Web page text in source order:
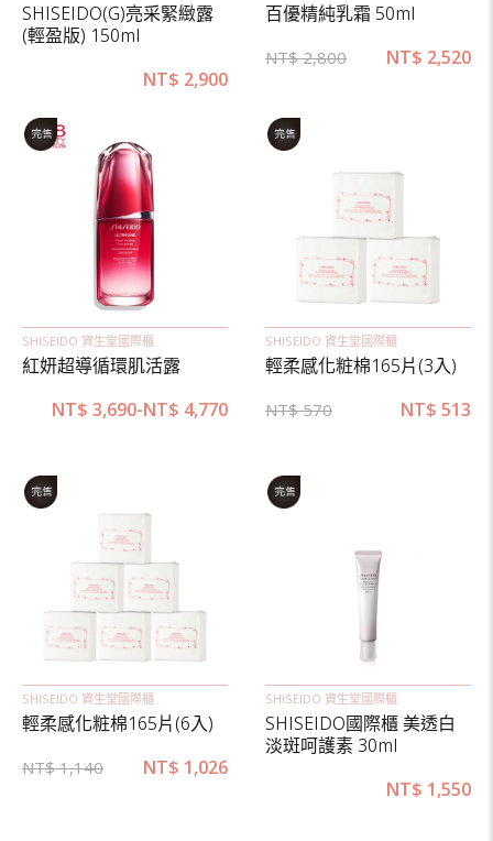
SHISEIDO(G)亮采緊緻露
(輕盈版) 150ml
NT$ 2,900
百優精純乳霜 50ml
NT$2,800 NT$ 2,520
SHISEIDO 資生堂國際櫃
紅妍超導循環肌活露
NT$ 3,690-NT$ 4,770
SHISEIDO 資生堂國際櫃
輕柔感化粧棉165片(3入)
NT$570 NT$ 513
SHISEIDO 資生堂國際櫃
輕柔感化粧棉165片(6入)
NT$1,140 NT$ 1,026
SHISEIDO 資生堂國際櫃
SHISEIDO國際櫃 美透白
淡斑呵護素 30ml
NT$ 1,550